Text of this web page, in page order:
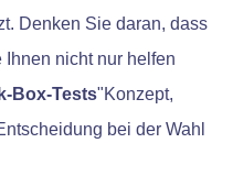
Denken Sie daran, dass
nicht nur helfen
Box-Tests"Konzept,
bei der Wahl